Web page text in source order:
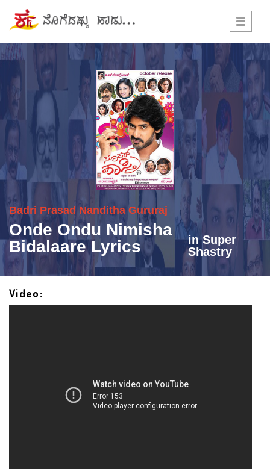
Toggle
Badri Prasad Nanditha Gururaj
Onde Ondu Nimisha
Bidalaare Lyrics
inSuper
Shastry
Video: